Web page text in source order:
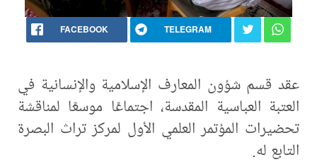
FACEBOOK TELEGRAM
عقد قسم شؤون المعارف الإسلامية والإنسانية في
العتبة العباسية المقدسة، اجتماعًا موسعًا لمناقشة
تحضيرات المؤتمر العلمي الأول لمركز تراث البصرة
التابع له.